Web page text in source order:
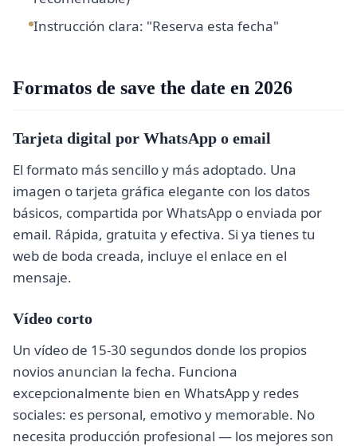
Instrucción clara: "Reserva esta fecha"
Formatos de save the date en 2026
Tarjeta digital por WhatsApp o email
El formato más sencillo y más adoptado. Una
imagen o tarjeta gráfica elegante con los datos
básicos, compartida por WhatsApp o enviada por
email. Rápida, gratuita y efectiva. Si ya tienes tu
web de boda creada, incluye el enlace en el
mensaje.
Vídeo corto
Un vídeo de 15-30 segundos donde los propios
novios anuncian la fecha. Funciona
excepcionalmente bien en WhatsApp y redes
sociales: es personal, emotivo y memorable. No
necesita producción profesional — los mejores son